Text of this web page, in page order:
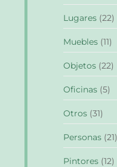
Lugares (22)
Muebles (11)
Objetos (22)
Oficinas (5)
Otros (31)
Personas (21)
Pintores (12)